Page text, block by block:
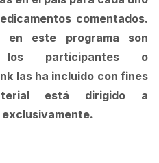
comentados.
en este programa son
los participantes o
las ha incluido con fines
está dirigido a